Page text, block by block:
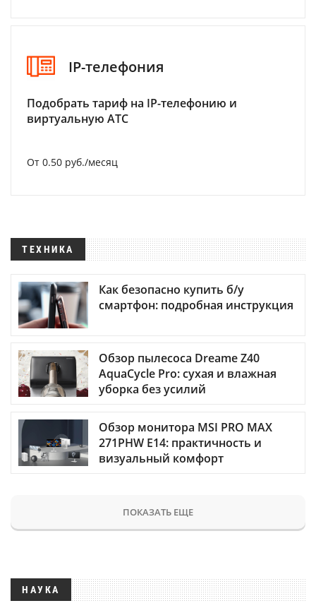
IP-телефония
Подобрать тариф на IP-телефонию и
виртуальную АТС
От 0.50 руб./месяц
ТЕХНИКА
Как безопасно купить б/у
смартфон: подробная инструкция
Обзор пылесоса Dreame Z40
AquaCycle Pro: сухая и влажная
уборка без усилий
Обзор монитора MSI PRO MAX
271PHW E14: практичность и
визуальный комфорт
ПОКАЗАТЬ ЕЩЕ
НАУКА